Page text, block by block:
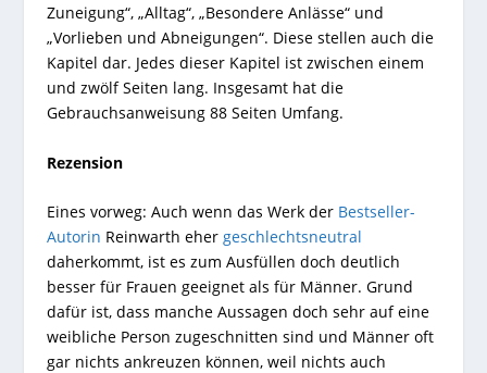
Zuneigung“, „Alltag“, „Besondere Anlässe“ und
„Vorlieben und Abneigungen“. Diese stellen auch die
Kapitel dar. Jedes dieser Kapitel ist zwischen einem
und zwölf Seiten lang. Insgesamt hat die
Gebrauchsanweisung 88 Seiten Umfang.
Rezension
Eines vorweg: Auch wenn das Werk der Bestseller-
Autorin Reinwarth eher geschlechtsneutral
daherkommt, ist es zum Ausfüllen doch deutlich
besser für Frauen geeignet als für Männer. Grund
dafür ist, dass manche Aussagen doch sehr auf eine
weibliche Person zugeschnitten sind und Männer oft
gar nichts ankreuzen können, weil nichts auch